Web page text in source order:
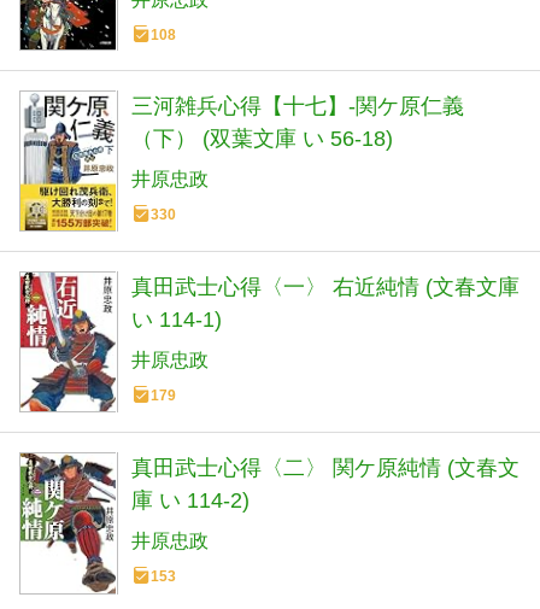
108
三河雑兵心得【十七】-関ケ原仁義
（下） (双葉文庫 い 56-18)
井原忠政
330
真田武士心得〈一〉 右近純情 (文春文庫
い 114-1)
井原忠政
179
真田武士心得〈二〉 関ケ原純情 (文春文
庫 い 114-2)
井原忠政
153